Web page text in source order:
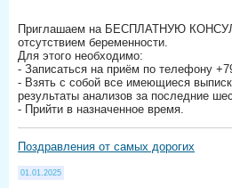
Приглашаем на БЕСПЛАТНУЮ
отсутствием беременности.
Для этого необходимо:
- Записаться на приём по телефону
- Взять с собой все имеющиеся
результаты анализов за последние
- Прийти в назначенное время.
Поздравления от самых дорогих
01.01.2025